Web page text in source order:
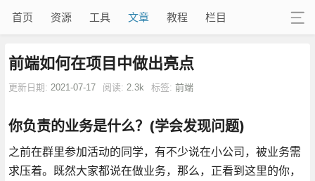
首页 资源 工具 文章 教程 栏目
前端如何在项目中做出亮点
更新日期: 2021-07-17 阅读: 2.3k 标签: 前端
你负责的业务是什么？(学会发现问题)
之前在群里参加活动的同学，有不少说在小公司，被业务需
求压着。既然大家都说在做业务，那么，正看到这里的你，